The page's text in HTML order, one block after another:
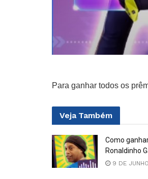
Para ganhar todos os
Veja Também
Como
Ronaldinho
9 DE